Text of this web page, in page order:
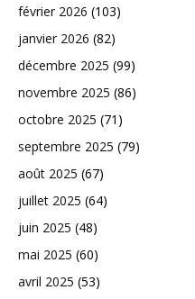
février 2026 (103)
janvier 2026 (82)
décembre 2025 (99)
novembre 2025 (86)
octobre 2025 (71)
septembre 2025 (79)
août 2025 (67)
juillet 2025 (64)
juin 2025 (48)
mai 2025 (60)
avril 2025 (53)